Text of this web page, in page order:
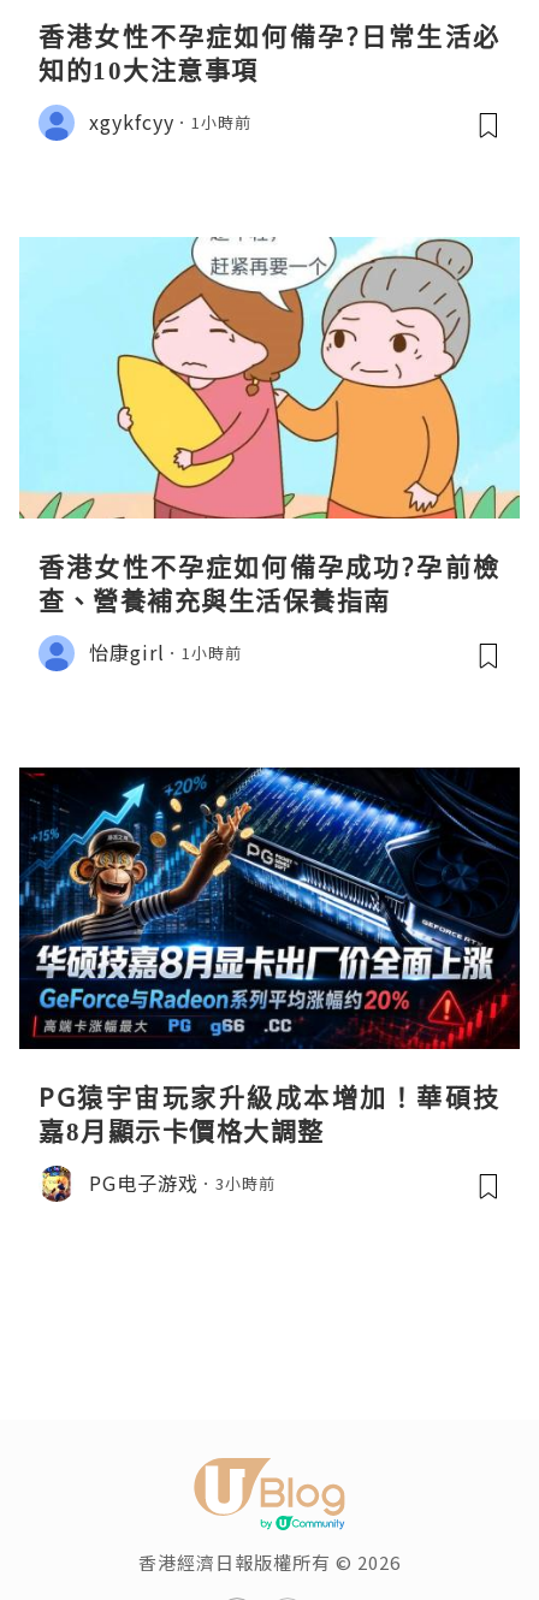
香港女性不孕症如何備孕?日常生活必
知的10大注意事項
xgykfcyy 1小時前
香港女性不孕症如何備孕成功?孕前檢
查、營養補充與生活保養指南
怡康girl 1小時前
PG猿宇宙玩家升級成本增加！華碩技
嘉8月顯示卡價格大調整
PG电子游戏 3小時前
香港經濟日報版權所有 © 2026